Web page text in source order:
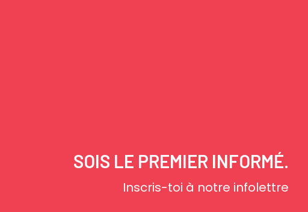
SOIS LE PREMIER INFORMÉ.
Inscris-toi à notre infolettre